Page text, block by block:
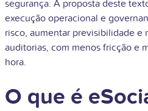
segurança. A proposta deste
execução operacional e
risco, aumentar previsibilidade e
auditorias, com menos fricção e
hora.
O que é